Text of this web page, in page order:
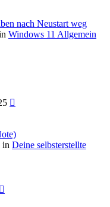
nach Neustart weg
Windows 11 Allgemein
in Deine selbsterstellte